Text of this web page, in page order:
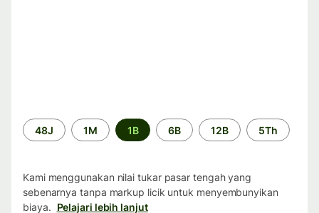
Periode
waktu
48J 1M 1B 6B 12B 5Th
Kami menggunakan nilai tukar pasar tengah yang
sebenarnya tanpa markup licik untuk menyembunyikan
biaya. Pelajari lebih lanjut